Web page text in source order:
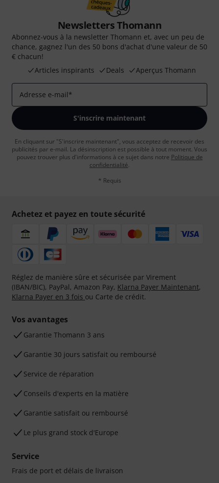
Newsletters Thomann
Abonnez-vous à la newsletter Thomann et, avec un peu de
chance, gagnez l'un des 50 bons d'achat d'une valeur de 50
€ chacun!
Articles inspirants
Deals Aperçus Thomann
Adresse e-mail*
S'inscrire maintenant
En cliquant sur "S'inscrire maintenant", vous acceptez de recevoir des
publicités par e-mail. La désinscription est possible à tout moment. Vous
pouvez trouver plus d'informations à ce sujet dans notre Politique de
confidentialité.
* Requis
Achetez et payez en toute sécurité
Réglez de manière sûre et sécurisée par Virement
(IBAN/BIC), PayPal, Amazon Pay, Klarna Payer Maintenant,
Klarna Payer en 3 fois ou Carte de crédit.
Vos avantages
Ga­ran­tie Thomann 3 ans
Garantie 30 jours satisfait ou remboursé
Service de réparation
Conseils d'experts en la matière
Garantie satisfait ou remboursé
Le plus grand stock d'Europe
Service
Frais de port et délais de livraison